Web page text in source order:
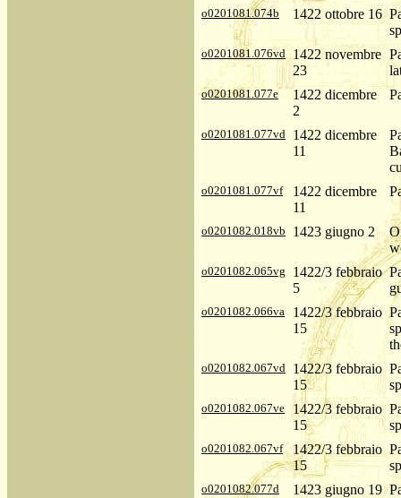
o0201081.074b 1422 ottobre 16
o0201081.076vd
1422 novembre
23
o0201081.077e
1422 dicembre
2
o0201081.077vd
1422 dicembre
11
o0201081.077vf
1422 dicembre
11
o0201082.018vb 1423 giugno 2
o0201082.065vg
1422/3 febbraio
5
o0201082.066va
1422/3 febbraio
15
o0201082.067vd
1422/3 febbraio
15
o0201082.067ve
1422/3 febbraio
15
o0201082.067vf
1422/3 febbraio
15
o0201082.077d 1423 giugno 19